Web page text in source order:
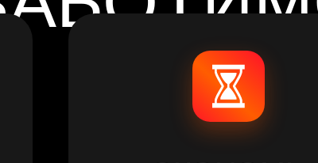
ЭКОНОМЬ
ДЕНЬГИ
И ВРЕМЯ